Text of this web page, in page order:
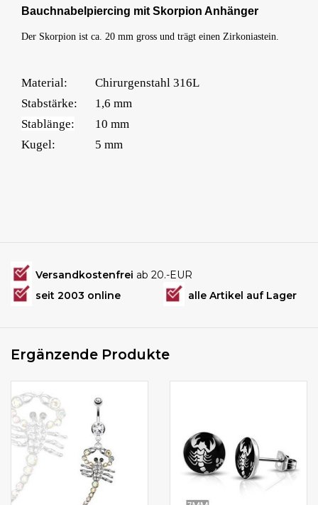
Bauchnabelpiercing mit Skorpion Anhänger
Der Skorpion ist ca. 20 mm gross und trägt einen Zirkoniastein.
Material:
Chirurgenstahl 316L
Stabstärke:
1,6 mm
Stablänge:
10 mm
Kugel:
5 mm
Versandkostenfrei ab 20.-EUR
seit 2003 online
alle Artikel auf Lager
Ergänzende Produkte